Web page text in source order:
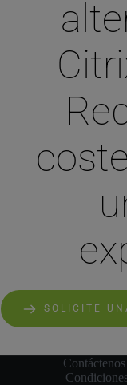
SOLICITE
Contáctenos